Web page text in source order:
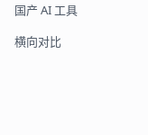
国产 AI 工具
横向对比